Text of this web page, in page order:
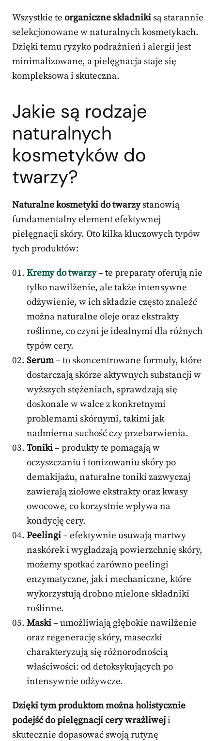
Wszystkie te organiczne składniki są starannie
selekcjonowane w naturalnych kosmetykach.
Dzięki temu ryzyko podrażnień i alergii jest
minimalizowane, a pielęgnacja staje się
kompleksowa i skuteczna.
Jakie są rodzaje
naturalnych
kosmetyków do
twarzy?
Naturalne kosmetyki do twarzystanowią
fundamentalny element efektywnej
pielęgnacji skóry. Oto kilka kluczowych typów
tych produktów:
Kremy do twarzy– te preparaty oferują nie
tylko nawilżenie, ale także intensywne
odżywienie, w ich składzie często znaleźć
można naturalne oleje oraz ekstrakty
roślinne, co czyni je idealnymi dla różnych
typów cery.
Serum– to skoncentrowane formuły, które
dostarczają skórze aktywnych substancji w
wyższych stężeniach, sprawdzają się
doskonale w walce z konkretnymi
problemami skórnymi, takimi jak
nadmierna suchość czy przebarwienia.
Toniki– produkty te pomagają w
oczyszczaniu i tonizowaniu skóry po
demakijażu, naturalne toniki zazwyczaj
zawierają ziołowe ekstrakty oraz kwasy
owocowe, co korzystnie wpływa na
kondycję cery.
Peelingi– efektywnie usuwają martwy
naskórek i wygładzają powierzchnię skóry,
możemy spotkać zarówno peelingi
enzymatyczne, jak i mechaniczne, które
wykorzystują drobno mielone składniki
roślinne.
Maski– umożliwiają głębokie nawilżenie
oraz regenerację skóry, maseczki
charakteryzują się różnorodnością
właściwości: od detoksykujących po
intensywnie odżywcze.
Dzięki tym produktom można holistycznie
podejść do pielęgnacji cery wrażliweji
skutecznie dopasować swoją rutynę